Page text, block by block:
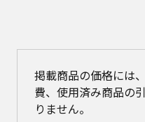
掲載商品の価格には
費、使用済み商品の
りません。